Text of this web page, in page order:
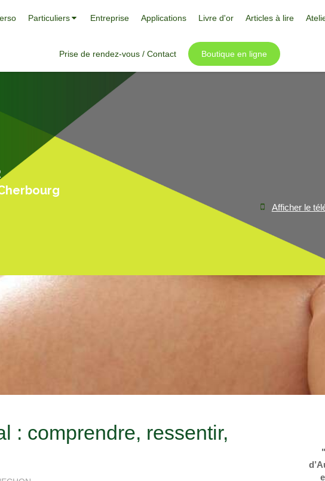
Particuliers Entreprise Applications Livre d'or Articles à lire
Prise de rendez-vous / Contact Boutique en ligne
Afficher le
: comprendre, ressentir,